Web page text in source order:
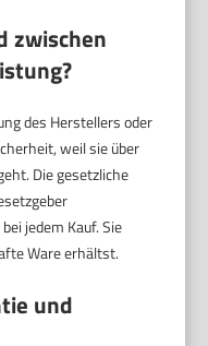
zwischen
des Herstellers oder
weil sie über
Die gesetzliche
jedem Kauf. Sie
Ware erhältst.
und